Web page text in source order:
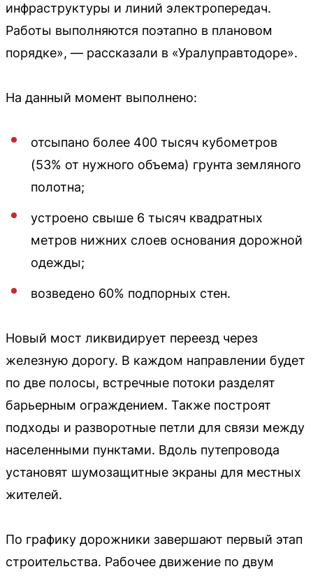
инфраструктуры и линий электропередач.
Работы выполняются поэтапно в плановом
порядке», — рассказали в «Уралуправтодоре».
На данный момент выполнено:
отсыпано более 400 тысяч кубометров
(53% от нужного объема) грунта земляного
полотна;
устроено свыше 6 тысяч квадратных
метров нижних слоев основания дорожной
одежды;
возведено 60% подпорных стен.
Новый мост ликвидирует переезд через
железную дорогу. В каждом направлении будет
по две полосы, встречные потоки разделят
барьерным ограждением. Также построят
подходы и разворотные петли для связи между
населенными пунктами. Вдоль путепровода
установят шумозащитные экраны для местных
жителей.
По графику дорожники завершают первый этап
строительства. Рабочее движение по двум